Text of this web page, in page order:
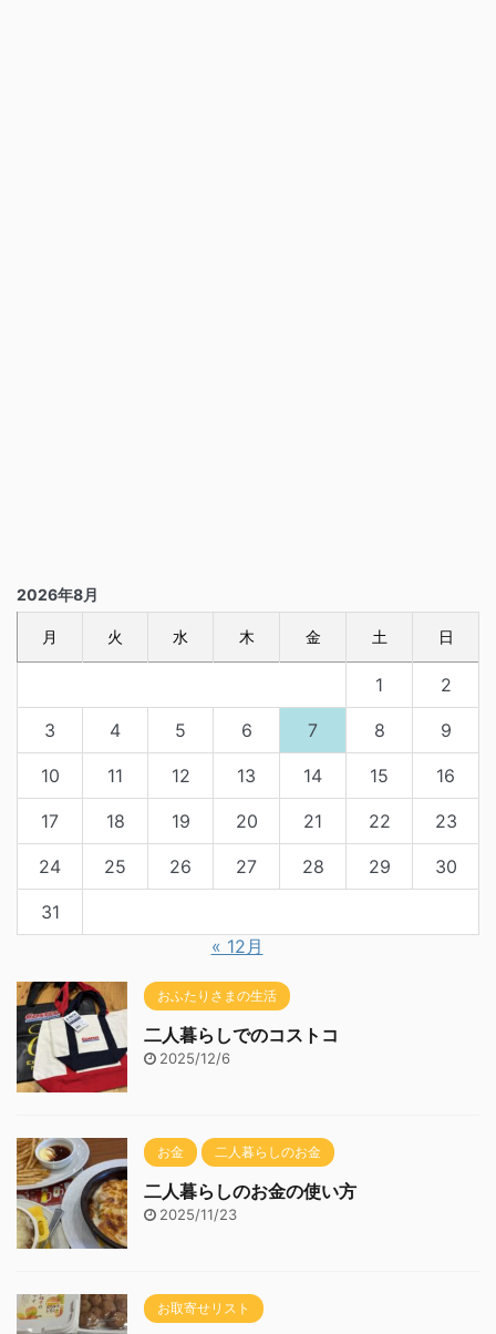
2026年8月
月 火 水 木 金 土 日
1 2
3 4 5 6 7 8 9
10 11 12 13 14 15 16
17 18 19 20 21 22 23
24 25 26 27 28 29 30
31
« 12月
おふたりさまの生活
二人暮らしでのコストコ
2025/12/6
お金 二人暮らしのお金
二人暮らしのお金の使い方
2025/11/23
お取寄せリスト